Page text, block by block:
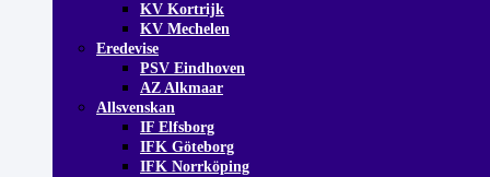
KV Kortrijk
KV Mechelen
Eredevise
PSV Eindhoven
AZ Alkmaar
Allsvenskan
IF Elfsborg
IFK Göteborg
IFK Norrköping